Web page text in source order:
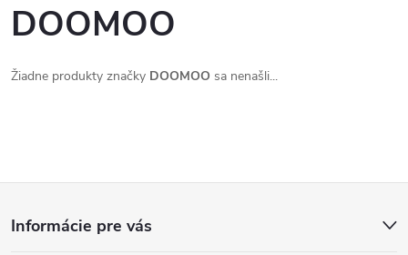
DOOMOO
Žiadne produkty značky DOOMOO sa nenašli...
Informácie pre vás